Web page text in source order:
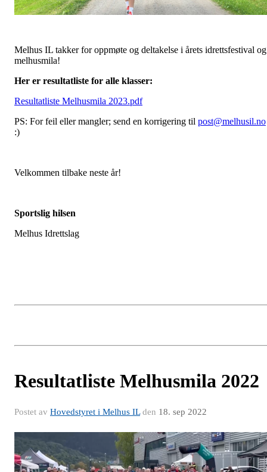
Melhus IL takker for oppmøte og deltakelse i årets idrettsfestival og
melhusmila!
Her er resultatliste for alle klasser:
Resultatliste Melhusmila 2023.pdf
PS: For feil eller mangler; send en korrigering til post@melhusil.no
:)
Velkommen tilbake neste år!
Sportslig hilsen
Melhus Idrettslag
Resultatliste Melhusmila 2022
Postet av Hovedstyret i Melhus ILden 18. sep 2022